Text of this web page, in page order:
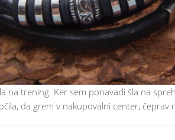
na trening. Ker sem ponavadi šla na
da grem v nakupovalni center, čeprav